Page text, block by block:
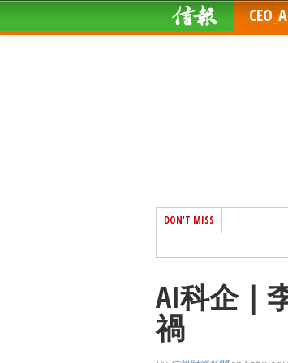
DON'T MISS
AI科企｜
禍